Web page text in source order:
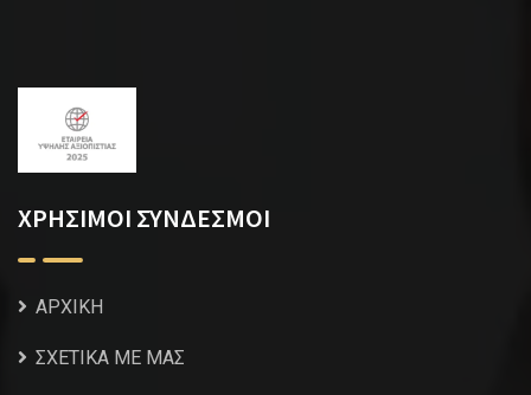
ΧΡΗΣΙΜΟΙ ΣΥΝΔΕΣΜΟΙ
ΑΡΧΙΚΗ
ΣΧΕΤΙΚΑ ΜΕ ΜΑΣ